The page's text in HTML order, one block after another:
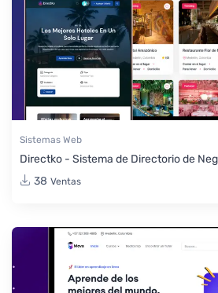
Sistemas Web
Directko - Sistema de Directorio de
38 Ventas